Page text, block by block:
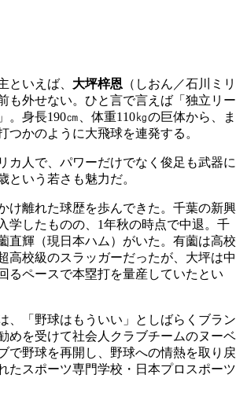
といえば、 大坪梓恩 （しおん／石川ミリ
も外せない。ひと言で言えば「独立リー
。身長190㎝、体重110㎏の巨体から、ま
つかのように大飛球を連発する。
カ人で、パワーだけでなく俊足も武器に
という若さも魅力だ。
け離れた球歴を歩んできた。千葉の新興
学したものの、1年秋の時点で中退。千
直輝（現日本ハム）がいた。有薗は高校
高校級のスラッガーだったが、大坪は中
るペースで本塁打を量産していたとい
、「野球はもういい」としばらくブラン
めを受けて社会人クラブチームのヌーベ
で野球を再開し、野球への情熱を取り戻
たスポーツ専門学校・日本プロスポーツ